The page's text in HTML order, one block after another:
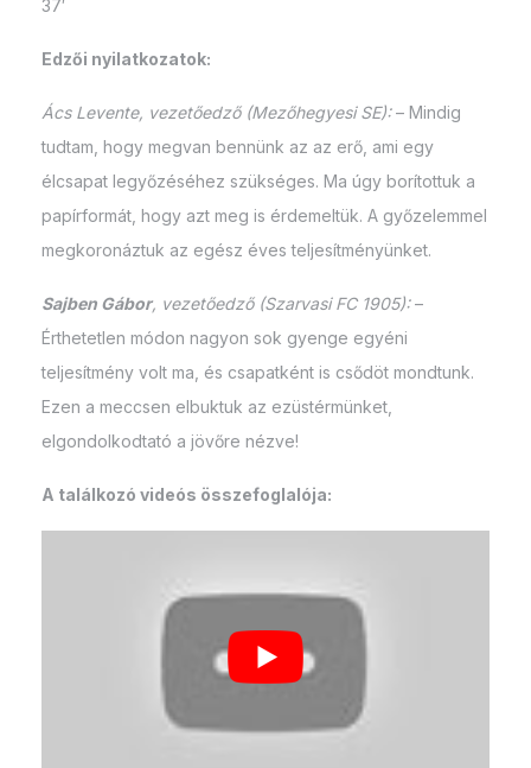
37′
Edzői nyilatkozatok:
Ács Levente, vezetőedző (Mezőhegyesi SE):– Mindig
tudtam, hogy megvan bennünk az az erő, ami egy
élcsapat legyőzéséhez szükséges. Ma úgy borítottuk a
papírformát, hogy azt meg is érdemeltük. A győzelemmel
megkoronáztuk az egész éves teljesítményünket.
Sajben Gábor, vezetőedző (Szarvasi FC 1905):–
Érthetetlen módon nagyon sok gyenge egyéni
teljesítmény volt ma, és csapatként is csődöt mondtunk.
Ezen a meccsen elbuktuk az ezüstérmünket,
elgondolkodtató a jövőre nézve!
A találkozó videós összefoglalója: